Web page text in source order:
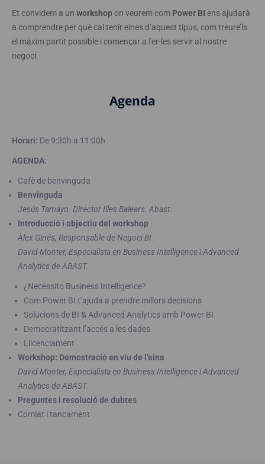
Et convidem a un workshopon veurem com Power BI ens ajudarà
a comprendre per què cal tenir eines d’aquest tipus, com treure’ls
el màxim partit possible i començar a fer-les servir al nostre
negoci.
Agenda
Horari: De 9:30h a 11:00h
AGENDA:
Cafè de benvinguda
Benvinguda
Jesús Tamayo. Director Illes Balears. Abast.
Introducció i objectiu del workshop
Àlex Ginés, Responsable de Negoci BI.
David Monter, Especialista en Business Intelligence i Advanced
Analytics de ABAST.
¿Necessito Business Intelligence?
Com Power BI t’ajuda a prendre millors decisions
Solucions de BI & Advanced Analytics amb Power BI
Democratitzant l’accés a les dades
Llicenciament
Workshop: Demostració en viu de l’eina
David Monter, Especialista en Business Intelligence i Advanced
Analytics de ABAST.
Preguntes i resolució de dubtes
Comiat i tancament